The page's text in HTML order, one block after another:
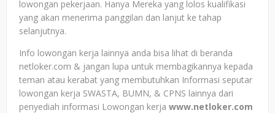
lowongan pekerjaan. Hanya Mereka yang lolos kualifikasi
yang akan menerima panggilan dan lanjut ke tahap
selanjutnya.
Info lowongan kerja lainnya anda bisa lihat di beranda
netloker.com & jangan lupa untuk membagikannya kepada
teman atau kerabat yang membutuhkan Informasi seputar
lowongan kerja SWASTA, BUMN, & CPNS lainnya dari
penyediah informasi Lowongan kerja www.netloker.com